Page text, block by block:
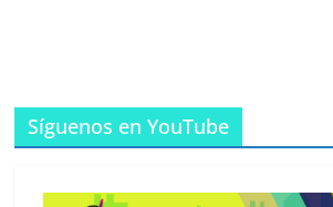
Síguenos en YouTube